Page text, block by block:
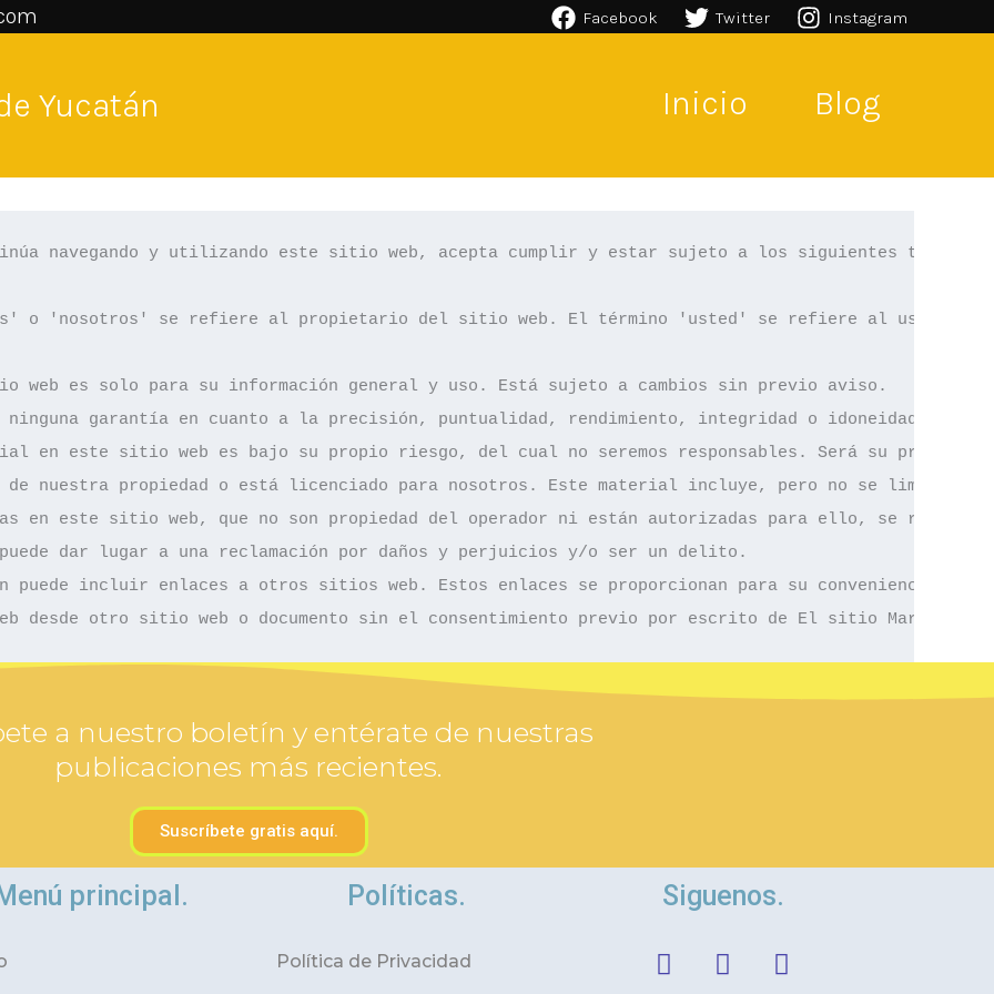
Facebook Twitter Instagram
Yucatán Inicio Blog
navegando y utilizando este sitio web, acepta cumplir y estar sujeto a los siguientes
o 'nosotros' se refiere al propietario del sitio web. El término 'usted' se refiere al usuario o
web es solo para su información general y uso. Está sujeto a cambios sin previo aviso.
ninguna garantía en cuanto a la precisión, puntualidad, rendimiento, integridad o idoneidad de
en este sitio web es bajo su propio riesgo, del cual no seremos responsables. Será su
nuestra propiedad o está licenciado para nosotros. Este material incluye, pero no se limita
en este sitio web, que no son propiedad del operador ni están autorizadas para ello, se
dar lugar a una reclamación por daños y perjuicios y/o ser un delito.
puede incluir enlaces a otros sitios web. Estos enlaces se proporcionan para su conveniencia
desde otro sitio web o documento sin el consentimiento previo por escrito de El sitio Martínez.
a nuestro boletín y entérate de nuestras
publicaciones más recientes.
Suscríbete gratis aquí.
Menú principal. Políticas.
Política de Privacidad
Siguenos.
W
h
F
a
T
w